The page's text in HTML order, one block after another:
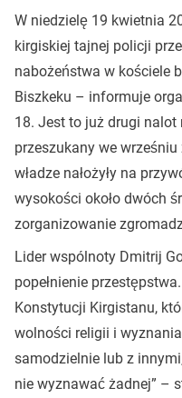
W niedzielę 19 kwietnia
kirgiskiej tajnej policji
nabożeństwa w kościele
Biszkeku – informuje
18. Jest to już drugi nalot
przeszukany we
władze nałożyły na
wysokości około dwóch
zorganizowanie
Lider wspólnoty Dmitrij
popełnienie
Konstytucji Kirgistanu,
wolności religii i
samodzielnie lub z
nie wyznawać żadnej” –